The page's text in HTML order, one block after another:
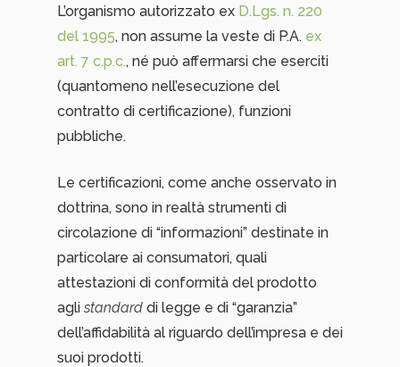
L’organismo autorizzato ex D.Lgs. n. 220
del 1995, non assume la veste di P.A. ex
art. 7 c.p.c., né può affermarsi che eserciti
(quantomeno nell’esecuzione del
contratto di certificazione), funzioni
pubbliche.
Le certificazioni, come anche osservato in
dottrina, sono in realtà strumenti di
circolazione di “informazioni” destinate in
particolare ai consumatori, quali
attestazioni di conformità del prodotto
agli standard di legge e di “garanzia”
dell’affidabilità al riguardo dell’impresa e dei
suoi prodotti.